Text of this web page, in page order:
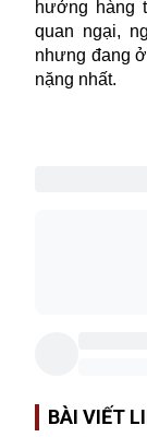
hưởng hàng
quan ngại,
nhưng đang
nặng nhất.
BÀI VIẾT